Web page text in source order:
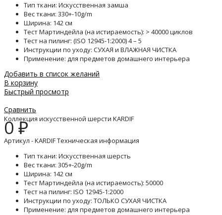
Тип ткани: Искусственная замша
Вес ткани: 330+-10g/m
Ширина: 142 см
Тест Мартиндейла (на истираемость): > 40000 циклов
Тест на пилинг: (ISO 12945-1:2000) 4 – 5
Инструкции по уходу: СУХАЯ и ВЛАЖНАЯ ЧИСТКА
Применение: для предметов домашнего интерьера
Добавить в список желаний
В корзину
Быстрый просмотр
Сравнить
Коллекция искусственной шерсти KARDIF
0₽
Артикул - KARDIF Техническая информация
Тип ткани: Искусственная шерсть
Вес ткани: 305+-20g/m
Ширина: 142 см
Тест Мартиндейла (на истираемость): 50000
Тест на пилинг: ISO 12945-1:2000
Инструкции по уходу: ТОЛЬКО СУХАЯ ЧИСТКА
Применение: для предметов домашнего интерьера